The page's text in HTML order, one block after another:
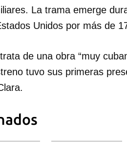
como favorito
guardar como favorito, primero
La trama emerge
Unidos por más de
de una obra “muy
tuvo sus primeras